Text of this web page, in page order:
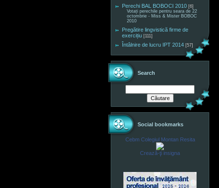
Perechi BAL BOBOCI 2010 [6]
Votați perechile pentru seara de 22
octombrie - Miss & Mister BOBOC
2010
Pregătire lingvistică firme de
exercițiu [111]
Întâlnire de lucru IPT 2014 [57]
Search
Social bookmarks
Cebm Colegiul Montan Resita
Crează-ţi insigna